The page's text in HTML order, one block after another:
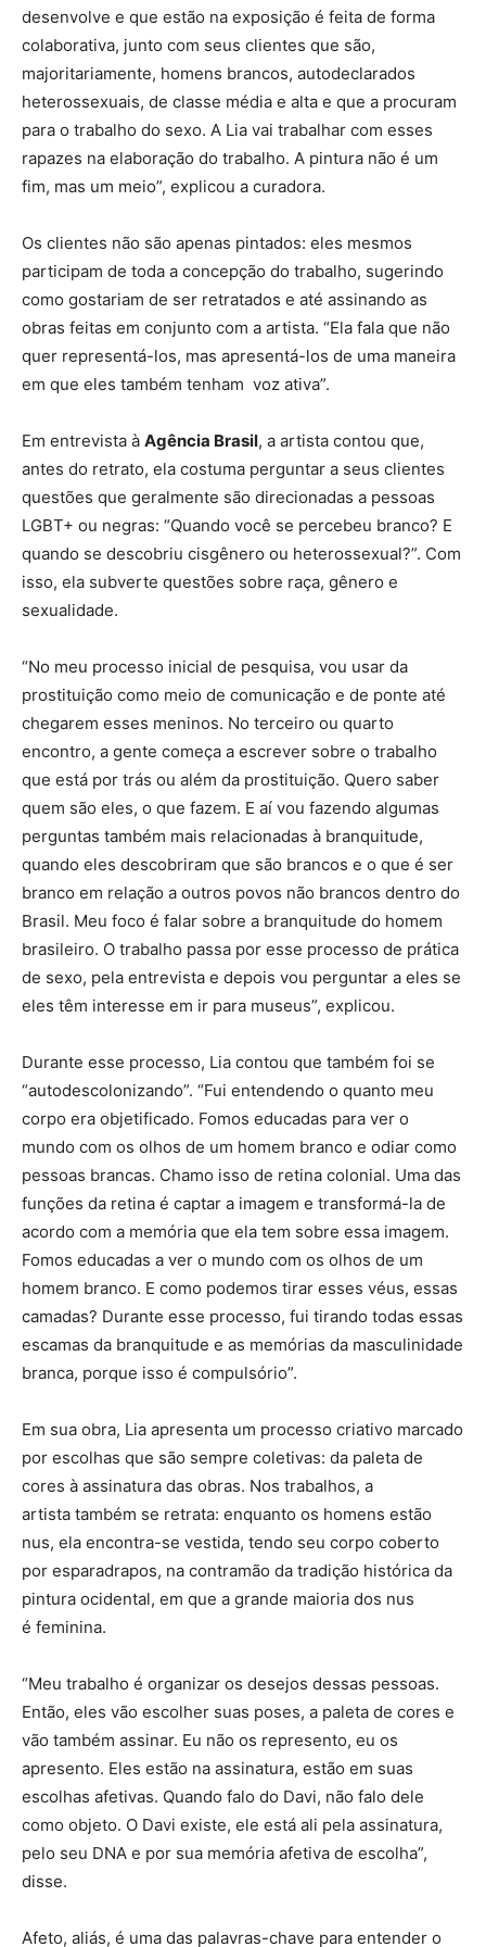
desenvolve e que estão na exposição é feita de forma
colaborativa, junto com seus clientes que são,
majoritariamente, homens brancos, autodeclarados
heterossexuais, de classe média e alta e que a procuram
para o trabalho do sexo. A Lia vai trabalhar com esses
rapazes na elaboração do trabalho. A pintura não é um
fim, mas um meio”, explicou a curadora.
Os clientes não são apenas pintados: eles mesmos
participam de toda a concepção do trabalho, sugerindo
como gostariam de ser retratados e até assinando as
obras feitas em conjunto com a artista. “Ela fala que não
quer representá-los, mas apresentá-los de uma maneira
em que eles também tenham voz ativa”.
Em entrevista à Agência Brasil, a artista contou que,
antes do retrato, ela costuma perguntar a seus clientes
questões que geralmente são direcionadas a pessoas
LGBT+ ou negras: “Quando você se percebeu branco? E
quando se descobriu cisgênero ou heterossexual?”. Com
isso, ela subverte questões sobre raça, gênero e
sexualidade.
“No meu processo inicial de pesquisa, vou usar da
prostituição como meio de comunicação e de ponte até
chegarem esses meninos. No terceiro ou quarto
encontro, a gente começa a escrever sobre o trabalho
que está por trás ou além da prostituição. Quero saber
quem são eles, o que fazem. E aí vou fazendo algumas
perguntas também mais relacionadas à branquitude,
quando eles descobriram que são brancos e o que é ser
branco em relação a outros povos não brancos dentro do
Brasil. Meu foco é falar sobre a branquitude do homem
brasileiro. O trabalho passa por esse processo de prática
de sexo, pela entrevista e depois vou perguntar a eles se
eles têm interesse em ir para museus”, explicou.
Durante esse processo, Lia contou que também foi se
“autodescolonizando”. “Fui entendendo o quanto meu
corpo era objetificado. Fomos educadas para ver o
mundo com os olhos de um homem branco e odiar como
pessoas brancas. Chamo isso de retina colonial. Uma das
funções da retina é captar a imagem e transformá-la de
acordo com a memória que ela tem sobre essa imagem.
Fomos educadas a ver o mundo com os olhos de um
homem branco. E como podemos tirar esses véus, essas
camadas? Durante esse processo, fui tirando todas essas
escamas da branquitude e as memórias da masculinidade
branca, porque isso é compulsório”.
Em sua obra, Lia apresenta um processo criativo marcado
por escolhas que são sempre coletivas: da paleta de
cores à assinatura das obras. Nos trabalhos, a
artista também se retrata: enquanto os homens estão
nus, ela encontra-se vestida, tendo seu corpo coberto
por esparadrapos, na contramão da tradição histórica da
pintura ocidental, em que a grande maioria dos nus
é feminina.
“Meu trabalho é organizar os desejos dessas pessoas.
Então, eles vão escolher suas poses, a paleta de cores e
vão também assinar. Eu não os represento, eu os
apresento. Eles estão na assinatura, estão em suas
escolhas afetivas. Quando falo do Davi, não falo dele
como objeto. O Davi existe, ele está ali pela assinatura,
pelo seu DNA e por sua memória afetiva de escolha”,
disse.
Afeto, aliás, é uma das palavras-chave para entender o